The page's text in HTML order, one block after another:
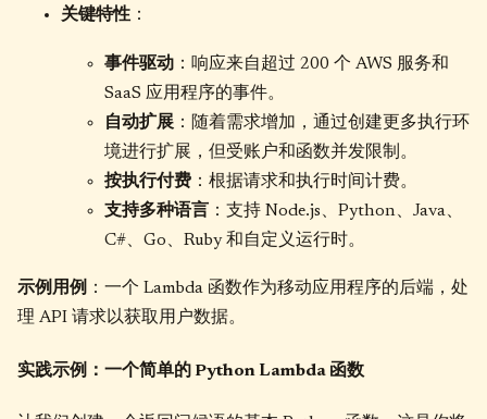
关键特性 ：
事件驱动 ：响应来自超过 200 个 AWS 服务和
SaaS 应用程序的事件。
自动扩展 ：随着需求增加，通过创建更多执行环
境进行扩展，但受账户和函数并发限制。
按执行付费 ：根据请求和执行时间计费。
支持多种语言 ：支持 Node.js、Python、Java、
C#、Go、Ruby 和自定义运行时。
示例用例 ：一个 Lambda 函数作为移动应用程序的后端，处
理 API 请求以获取用户数据。
实践示例：一个简单的 Python Lambda 函数